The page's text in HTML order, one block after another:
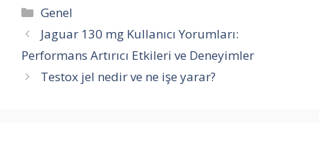
Kategoriler
Genel
Jaguar 130 mg Kullanıcı Yorumları:
Performans Artırıcı Etkileri ve Deneyimler
Testox jel nedir ve ne işe yarar?